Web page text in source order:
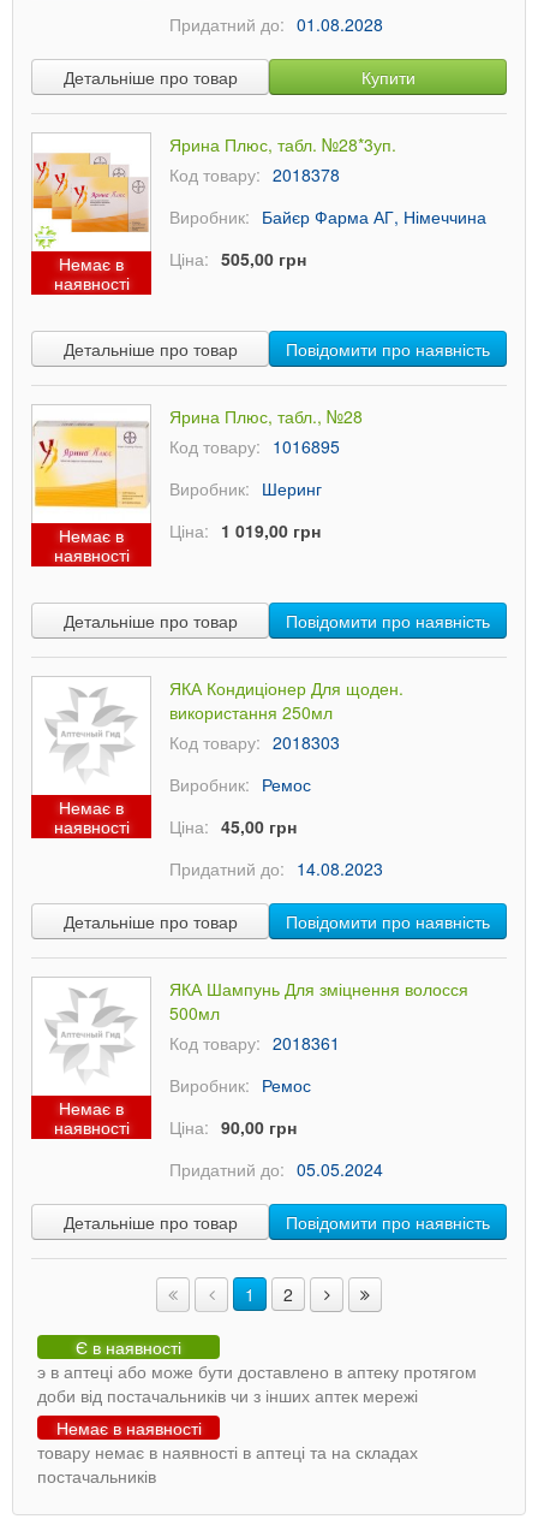
Придатний до: 01.08.2028
Детальніше про товар Купити
Немає в
наявності
Ярина Плюс, табл. №28*3уп.
Код товару: 2018378
Виробник: Байєр Фарма АГ, Німеччина
Ціна: 505,00 грн
Детальніше про товар Повідомити про наявність
Немає в
наявності
Ярина Плюс, табл., №28
Код товару: 1016895
Виробник: Шеринг
Ціна: 1 019,00 грн
Детальніше про товар Повідомити про наявність
Немає в
наявності
ЯКА Кондиціонер Для щоден.
використання 250мл
Код товару: 2018303
Виробник: Ремос
Ціна: 45,00 грн
Придатний до: 14.08.2023
Детальніше про товар Повідомити про наявність
Немає в
наявності
ЯКА Шампунь Для зміцнення волосся
500мл
Код товару: 2018361
Виробник: Ремос
Ціна: 90,00 грн
Придатний до: 05.05.2024
Детальніше про товар Повідомити про наявність
1 2
Є в наявності
э в аптеці або може бути доставлено в аптеку протягом
доби від постачальників чи з інших аптек мережі
Немає в наявності
товару немає в наявності в аптеці та на складах
постачальників